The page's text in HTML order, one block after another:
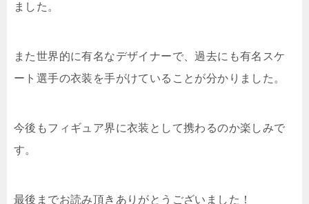
ました。
また世界的に有名なデザイナーで、過去にも有名スケ
ート選手の衣装を手がけていることが分かりました。
今後もフィギュア界に衣装として携わるのか楽しみで
す。
最後までお読み頂きありがとうございました！